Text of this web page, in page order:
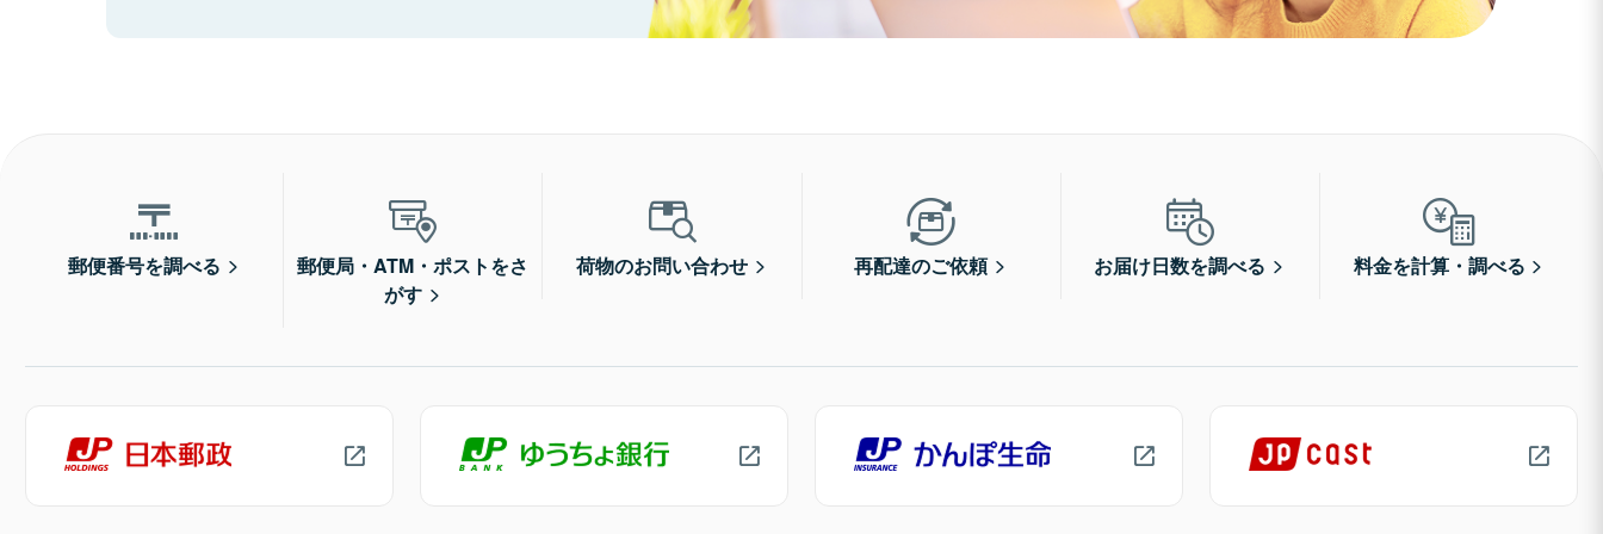
郵便番号を調べる
郵便局・ATM・ポストをさ
がす
荷物のお問い合わせ 再配達のご依頼 お届け日数を調べる 料金を計算・調べる